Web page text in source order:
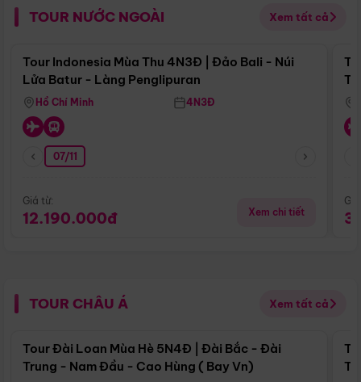
TOUR NƯỚC NGOÀI Xem tất cả
Điểm nổi bật
Tour Indonesia Mùa Thu 4N3Đ | Đảo Bali - Núi
Lửa Batur - Làng Penglipuran
Hồ Chí Minh 4N3Đ
07/11
Giá từ:
12.190.000đ Xem chi tiết
TOUR CHÂU Á Xem tất cả
Điểm nổi bật
Tour Đài Loan Mùa Hè 5N4Đ | Đài Bắc - Đài
Trung - Nam Đầu - Cao Hùng ( Bay Vn)